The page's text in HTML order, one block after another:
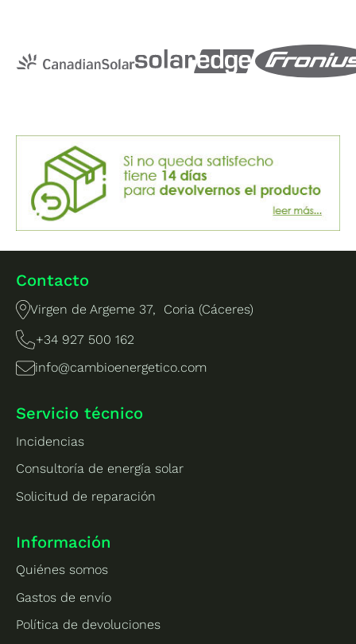
Contacto
Virgen de Argeme 37, Coria (Cáceres)
+34 927 500 162
info@cambioenergetico.com
Servicio técnico
Incidencias
Consultoría de energía solar
Solicitud de reparación
Información
Quiénes somos
Gastos de envío
Política de devoluciones